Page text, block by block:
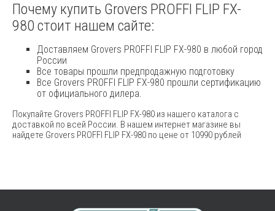
Почему купить Grovers PROFFI FLIP FX-
980 стоит нашем сайте:
Доставляем Grovers PROFFI FLIP FX-980 в любой город
России
Все товары прошли предпродажную подготовку
Все Grovers PROFFI FLIP FX-980 прошли сертификацию
от официального дилера.
Покупайте Grovers PROFFI FLIP FX-980 из нашего каталога с
доставкой по всей России. В нашем интернет магазине вы
найдете Grovers PROFFI FLIP FX-980 по цене от 10990 рублей